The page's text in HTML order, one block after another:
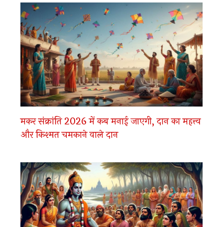
मकर संक्रांति 2026 में कब मनाई जाएगी, दान का महत्त्व
और किश्मत चमकाने वाले दान